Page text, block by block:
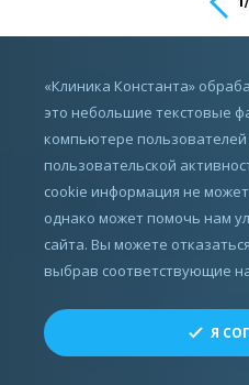
ИМЕЮТСЯ
Все права
© ЗАО
Разработка, реклама и
«Клиника Константа»
это небольшие текстовые
компьютере
пользовательской
cookie информация не
однако может помочь нам
сайта. Вы можете
выбрав соответствующие
Я